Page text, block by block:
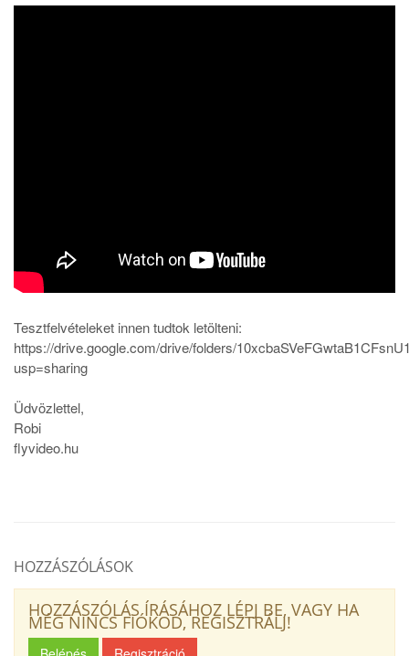
Tesztfelvételeket innen tudtok letölteni:
https://drive.google.com/drive/folders/
usp=sharing
Üdvözlettel,
Robi
flyvideo.hu
HOZZÁSZÓLÁSOK
HOZZÁSZÓLÁS ÍRÁSÁHOZ LÉPJ BE, VAGY HA
MÉG NINCS FIÓKOD, REGISZTRÁLJ!